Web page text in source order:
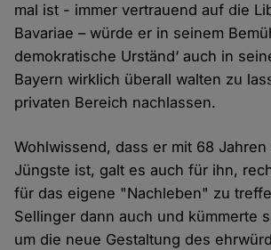
mal ist - immer vertrauend auf die
Bavariae – würde er in seinem
demokratische Urständ‘ auch in
Bayern wirklich überall walten zu
privaten Bereich nachlassen.
Wohlwissend, dass er mit 68
Jüngste ist, galt es auch für ihn,
für das eigene "Nachleben" zu
Sellinger dann auch und kümmerte
um die neue Gestaltung des